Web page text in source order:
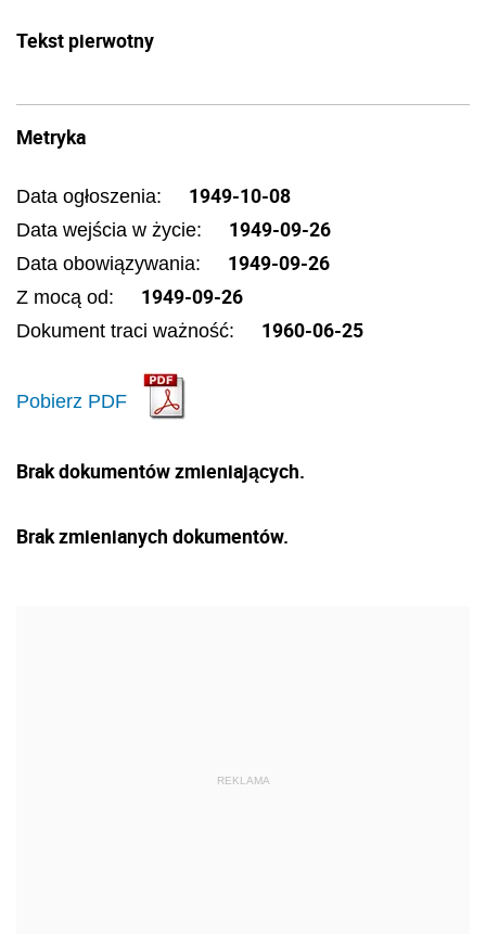
Tekst pierwotny
Metryka
Data ogłoszenia: 1949-10-08
Data wejścia w życie: 1949-09-26
Data obowiązywania: 1949-09-26
Z mocą od: 1949-09-26
Dokument traci ważność: 1960-06-25
Pobierz PDF
Brak dokumentów zmieniających.
Brak zmienianych dokumentów.